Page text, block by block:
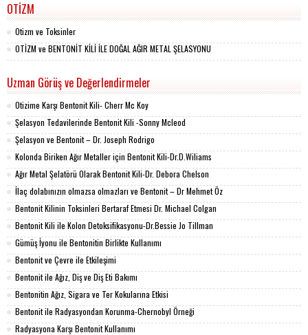
OTİZM
Otizm ve Toksinler
OTİZM ve BENTONİT KİLİ İLE DOĞAL AĞIR METAL ŞELASYONU
Uzman Görüş ve Değerlendirmeler
Otizime Karşı Bentonit Kili- Cherr Mc Koy
Şelasyon Tedavilerinde Bentonit Kili -Sonny Mcleod
Şelasyon ve Bentonit – Dr. Joseph Rodrigo
Kolonda Biriken Ağır Metaller için Bentonit Kili-Dr.D.Wiliams
Ağır Metal Şelatörü Olarak Bentonit Kili-Dr. Debora Chelson
İlaç dolabınızın olmazsa olmazları ve Bentonit – Dr Mehmet Öz
Bentonit Kilinin Toksinleri Bertaraf Etmesi Dr. Michael Colgan
Bentonit Kili ile Kolon Detoksifikasyonu-Dr.Bessie Jo Tillman
Gümüş İyonu ile Bentonitin Birlikte Kullanımı
Bentonit ve Çevre ile Etkileşimi
Bentonit ile Ağız, Diş ve Diş Eti Bakımı
Bentonitin Ağız, Sigara ve Ter Kokularına Etkisi
Bentonit ile Radyasyondan Korunma-Chernobyl Örneği
Radyasyona Karşı Bentonit Kullanımı